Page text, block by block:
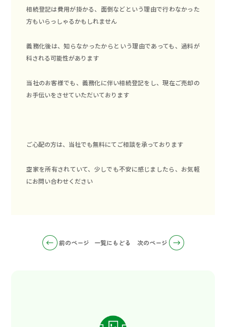
相続登記は費用が掛かる、面倒などという理由で行わなかった
方もいらっしゃるかもしれません
義務化後は、知らなかったからという理由であっても、過料が
科される可能性があります
当社のお客様でも、義務化に伴い相続登記をし、現在ご売却の
お手伝いをさせていただいております
ご心配の方は、当社でも無料にてご相談を承っております
空家を所有されていて、少しでも不安に感じましたら、お気軽
にお問い合わせください
前のページ 一覧にもどる 次のページ